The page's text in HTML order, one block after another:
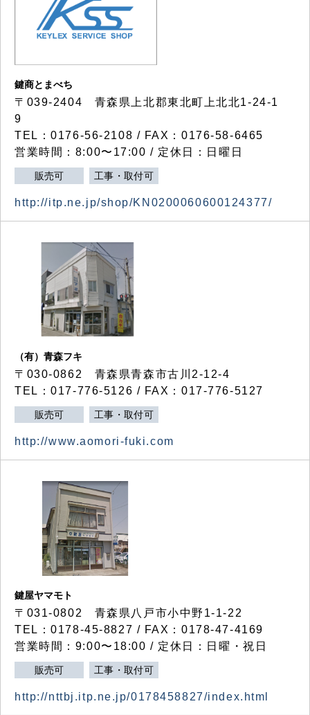
鍵商とまべち
〒039-2404 青森県上北郡東北町上北北1-24-1
9
TEL：0176-56-2108 / FAX：0176-58-6465
営業時間：8:00〜17:00 / 定休日：日曜日
販売可 工事・取付可
http://itp.ne.jp/shop/KN0200060600124377/
（有）青森フキ
〒030-0862 青森県青森市古川2-12-4
TEL：017-776-5126 / FAX：017-776-5127
販売可 工事・取付可
http://www.aomori-fuki.com
鍵屋ヤマモト
〒031-0802 青森県八戸市小中野1-1-22
TEL：0178-45-8827 / FAX：0178-47-4169
営業時間：9:00〜18:00 / 定休日：日曜・祝日
販売可 工事・取付可
http://nttbj.itp.ne.jp/0178458827/index.html